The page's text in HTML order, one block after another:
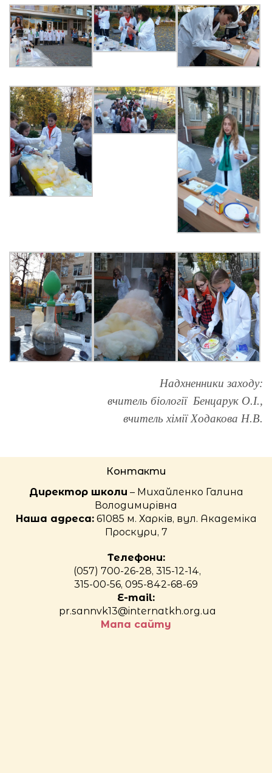
Надхненники заходу:
вчитель біології Бенцарук О.І.,
вчитель хімії Ходакова Н.В.
Контакти
Директор школи – Михайленко Галина
Володимирівна
Наша адреса:61085 м. Харків, вул. Академіка
Проскури, 7
Телефони:
(057) 700-26-28, 315-12-14,
315-00-56, 095-842-68-69
E-mail:
pr.sannvk13@internatkh.org.ua
Мапа сайту